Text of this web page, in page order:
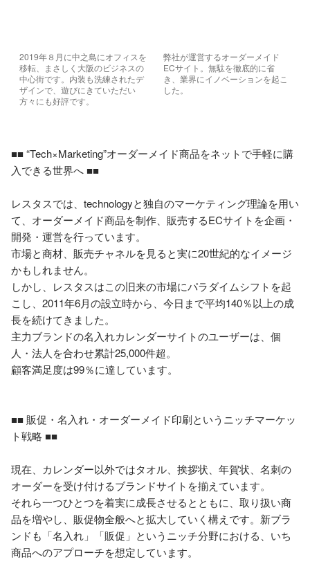
2019年８月に中之島にオフィスを
移転、まさしく大阪のビジネスの
中心街です。内装も洗練されたデ
ザインで、遊びにきていただい
方々にも好評です。
弊社が運営するオーダーメイド
ECサイト。無駄を徹底的に省
き、業界にイノベーションを起こ
した。
■■ “Tech×Marketing”オーダーメイド商品をネットで手軽に購
入できる世界へ ■■
レスタスでは、technologyと独自のマーケティング理論を用い
て、オーダーメイド商品を制作、販売するECサイトを企画・
開発・運営を行っています。
市場と商材、販売チャネルを見ると実に20世紀的なイメージ
かもしれません。
しかし、レスタスはこの旧来の市場にパラダイムシフトを起
こし、2011年6月の設立時から、今日まで平均140％以上の成
長を続けてきました。
主力ブランドの名入れカレンダーサイトのユーザーは、個
人・法人を合わせ累計25,000件超。
顧客満足度は99％に達しています。
■■ 販促・名入れ・オーダーメイド印刷というニッチマーケッ
ト戦略 ■■
現在、カレンダー以外ではタオル、挨拶状、年賀状、名刺の
オーダーを受け付けるブランドサイトを揃えています。
それら一つひとつを着実に成長させるとともに、取り扱い商
品を増やし、販促物全般へと拡大していく構えです。新ブラ
ンドも「名入れ」「販促」というニッチ分野における、いち
商品へのアプローチを想定しています。